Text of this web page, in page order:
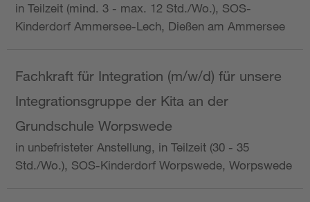
in Teilzeit (mind. 3 - max. 12 Std./Wo.), SOS-
Kinderdorf Ammersee-Lech, Dießen am Ammersee
Fachkraft für Integration (m/w/d) für unsere
Integrationsgruppe der Kita an der
Grundschule Worpswede
in unbefristeter Anstellung, in Teilzeit (30 - 35
Std./Wo.), SOS-Kinderdorf Worpswede, Worpswede